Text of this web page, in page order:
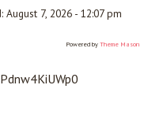
August 7, 2026 - 12:07 pm
Powered by Theme Mason